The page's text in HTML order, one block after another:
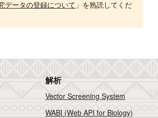
データの登録について 」を熟読してくだ
解析
Vector Screening System
WABI (Web API for Biology)